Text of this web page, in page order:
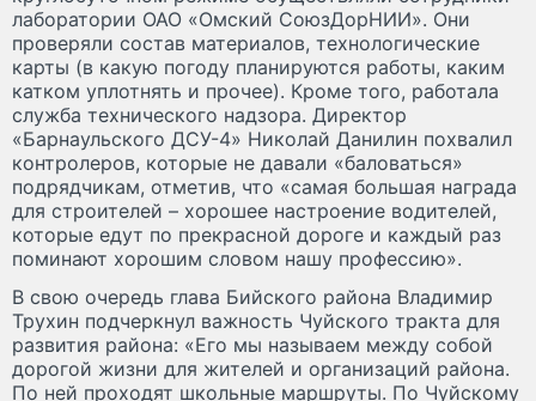
лаборатории ОАО «Омский СоюзДорНИИ». Они
проверяли состав материалов, технологические
карты (в какую погоду планируются работы, каким
катком уплотнять и прочее). Кроме того, работала
служба технического надзора. Директор
«Барнаульского ДСУ-4» Николай Данилин похвалил
контролеров, которые не давали «баловаться»
подрядчикам, отметив, что «самая большая награда
для строителей – хорошее настроение водителей,
которые едут по прекрасной дороге и каждый раз
поминают хорошим словом нашу профессию».
В свою очередь глава Бийского района Владимир
Трухин подчеркнул важность Чуйского тракта для
развития района: «Его мы называем между собой
дорогой жизни для жителей и организаций района.
По ней проходят школьные маршруты. По Чуйскому